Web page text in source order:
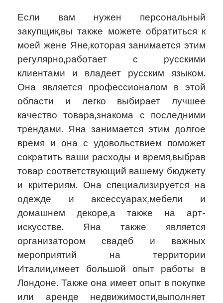
Если вам нужен персональный
закупщик,вы также можете обратиться к
моей жене Яне,которая занимается этим
регулярно,работает с русскими
клиентами и владеет русским языком.
Она является профессионалом в этой
области и легко выбирает лучшее
качество товара,знакома с последними
трендами. Яна занимается этим долгое
время и она с удовольствием поможет
сократить ваши расходы и время,выбрав
товар соответствующий вашему бюджету
и критериям. Она специализируется на
одежде и аксессуарах,мебели и
домашнем декоре,а также на арт-
искусстве. Яна также является
организатором свадеб и важных
мероприятий на территории
Италии,имеет большой опыт работы в
Лондоне. Также она имеет опыт в покупке
или аренде недвижимости,выполняет